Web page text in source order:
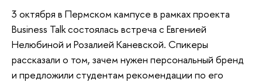
3 октября в Пермском кампусе в рамках проекта
Business Talk состоялась встреча c Евгенией
Нелюбиной и Розалией Каневской. Спикеры
рассказали о том, зачем нужен персональный бренд
и предложили студентам рекомендации по его